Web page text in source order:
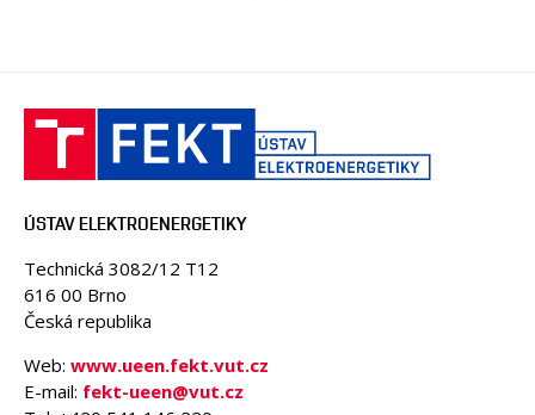
ÚSTAV ELEKTROENERGETIKY
Technická 3082/12 T12
616 00 Brno
Česká republika
Web: www.ueen.fekt.vut.cz
E-mail: fekt-ueen@vut.cz